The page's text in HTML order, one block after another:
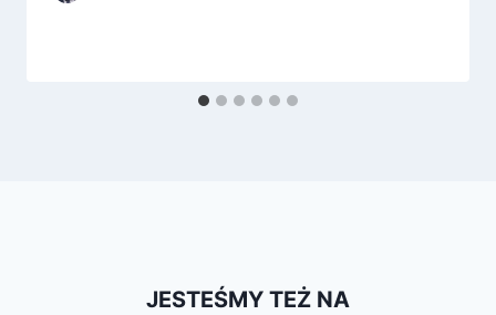
JESTEŚMY TEŻ NA